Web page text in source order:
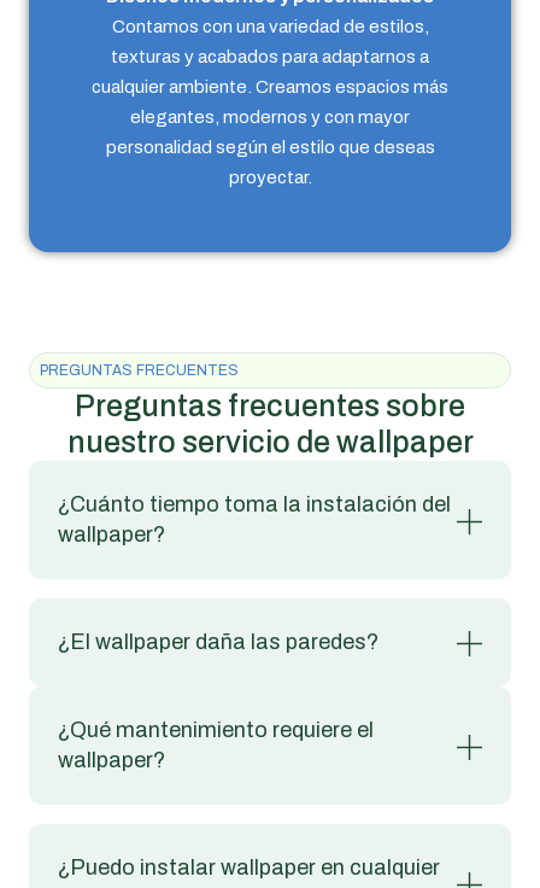
Contamos con una variedad de estilos,
texturas y acabados para adaptarnos a
cualquier ambiente. Creamos espacios más
elegantes, modernos y con mayor
personalidad según el estilo que deseas
proyectar.
PREGUNTAS FRECUENTES
Preguntas frecuentes sobre
nuestro servicio de wallpaper
¿Cuánto tiempo toma la instalación del
wallpaper?
¿El wallpaper daña las paredes?
¿Qué mantenimiento requiere el
wallpaper?
¿Puedo instalar wallpaper en cualquier